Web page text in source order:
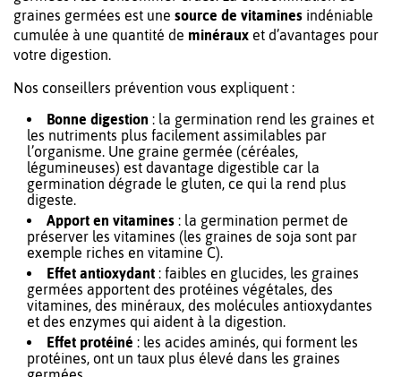
graines germées est une source de vitamines indéniable
cumulée à une quantité de minéraux et d’avantages pour
votre digestion.
Nos conseillers prévention vous expliquent :
Bonne digestion : la germination rend les graines et
les nutriments plus facilement assimilables par
l’organisme. Une graine germée (céréales,
légumineuses) est davantage digestible car la
germination dégrade le gluten, ce qui la rend plus
digeste.
Apport en vitamines : la germination permet de
préserver les vitamines (les graines de soja sont par
exemple riches en vitamine C).
Effet antioxydant : faibles en glucides, les graines
germées apportent des protéines végétales, des
vitamines, des minéraux, des molécules antioxydantes
et des enzymes qui aident à la digestion.
Effet protéiné : les acides aminés, qui forment les
protéines, ont un taux plus élevé dans les graines